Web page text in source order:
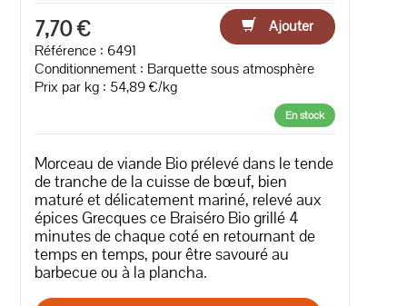
7,70 €
Ajouter
Référence : 6491
Conditionnement : Barquette sous atmosphère
Prix par kg : 54,89 €/kg
En stock
Morceau de viande Bio prélevé dans le tende
de tranche de la cuisse de bœuf, bien
maturé et délicatement mariné, relevé aux
épices Grecques ce Braiséro Bio grillé 4
minutes de chaque coté en retournant de
temps en temps, pour être savouré au
barbecue ou à la plancha.